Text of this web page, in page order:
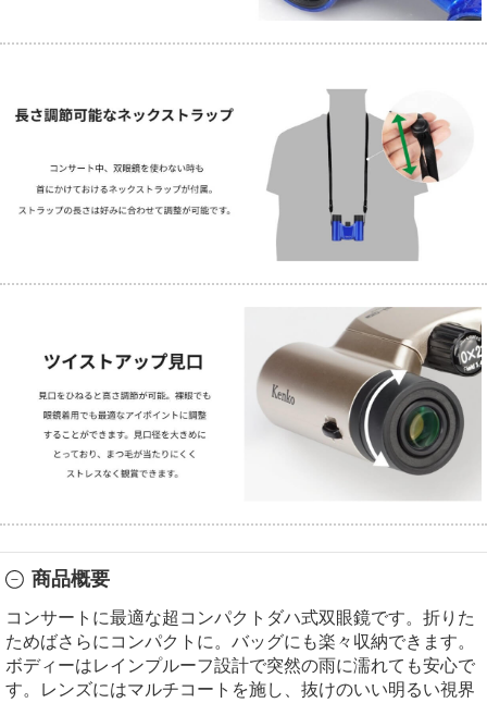
商品概要
コンサートに最適な超コンパクトダハ式双眼鏡です。折りた
ためばさらにコンパクトに。バッグにも楽々収納できます。
ボディーはレインプルーフ設計で突然の雨に濡れても安心で
す。レンズにはマルチコートを施し、抜けのいい明るい視界